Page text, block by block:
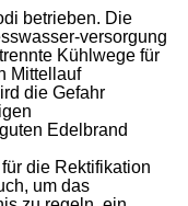
betrieben. Die
versorgung
Kühlwege für
Mittellauf
die Gefahr
Edelbrand
die Rektifikation
um das